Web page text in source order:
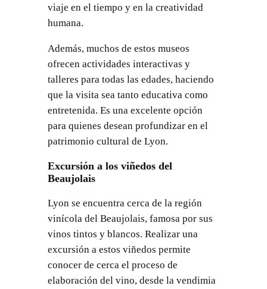
viaje en el tiempo y en la creatividad
humana.
Además, muchos de estos museos
ofrecen actividades interactivas y
talleres para todas las edades, haciendo
que la visita sea tanto educativa como
entretenida. Es una excelente opción
para quienes desean profundizar en el
patrimonio cultural de Lyon.
Excursión a los viñedos del
Beaujolais
Lyon se encuentra cerca de la región
vinícola del Beaujolais, famosa por sus
vinos tintos y blancos. Realizar una
excursión a estos viñedos permite
conocer de cerca el proceso de
elaboración del vino, desde la vendimia